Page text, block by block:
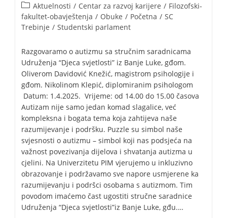
Aktuelnosti / Centar za razvoj karijere / Filozofski-
fakultet-obavještenja / Obuke / Početna / SC
Trebinje / Studentski parlament
Razgovaramo o autizmu sa stručnim saradnicama
Udruženja “Djeca svjetlosti” iz Banje Luke, gđom.
Oliverom Davidović Knežić, magistrom psihologije i
gđom. Nikolinom Klepić, diplomiranim psihologom
Datum: 1.4.2025. Vrijeme: od 14.00 do 15.00 časova
Autizam nije samo jedan komad slagalice, već
kompleksna i bogata tema koja zahtijeva naše
razumijevanje i podršku. Puzzle su simbol naše
svjesnosti o autizmu – simbol koji nas podsjeća na
važnost povezivanja dijelova i shvatanja autizma u
cjelini. Na Univerzitetu PIM vjerujemo u inkluzivno
obrazovanje i podržavamo sve napore usmjerene ka
razumijevanju i podršci osobama s autizmom. Tim
povodom imaćemo čast ugostiti stručne saradnice
Udruženja “Djeca svjetlosti”iz Banje Luke, gđu.…